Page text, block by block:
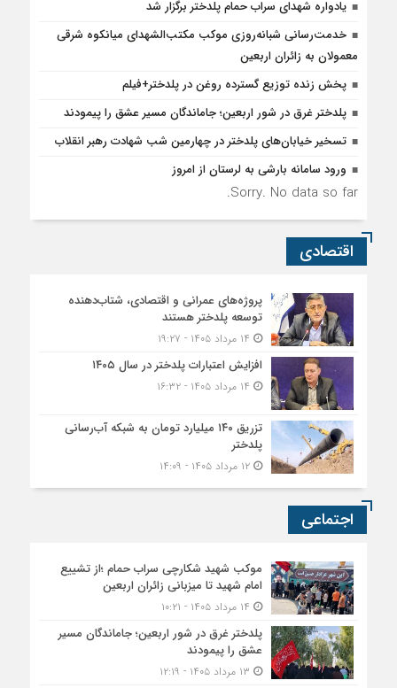
یادواره شهدای سراب حمام پلدختر برگزار شد
خدمت‌رسانی شبانه‌روزی موکب مکتب‌الشهدای میانکوه شرقی
معمولان به زائران اربعین
پخش زنده توزیع گسترده روغن در پلدختر+فیلم
پلدختر غرق در شور اربعین؛ جاماندگان مسیر عشق را پیمودند
تسخیر خیابان‌های پلدختر در چهارمین شب شهادت رهبر انقلاب
ورود سامانه بارشی به لرستان از امروز
Sorry. No data so far.
اقتصادی
پروژه‌های عمرانی و اقتصادی، شتاب‌دهنده
توسعه پلدختر هستند
افزایش اعتبارات پلدختر در سال ۱۴۰۵
تزریق ۱۴۰ میلیارد تومان به شبکه آب‌رسانی
پلدختر
۱۲ مرداد ۱۴۰۵ - ۱۴:۰۹
اجتماعی
موکب شهید شکارچی سراب حمام ؛از تشییع
امام شهید تا میزبانی زائران اربعین
پلدختر غرق در شور اربعین؛ جاماندگان مسیر
عشق را پیمودند